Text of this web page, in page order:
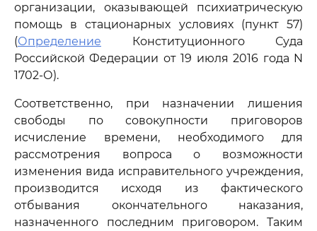
организации, оказывающей психиатрическую
помощь в стационарных условиях (пункт 57)
(Определение Конституционного Суда
Российской Федерации от 19 июля 2016 года N
1702-О).
Соответственно, при назначении лишения
свободы по совокупности приговоров
исчисление времени, необходимого для
рассмотрения вопроса о возможности
изменения вида исправительного учреждения,
производится исходя из фактического
отбывания окончательного наказания,
назначенного последним приговором. Таким